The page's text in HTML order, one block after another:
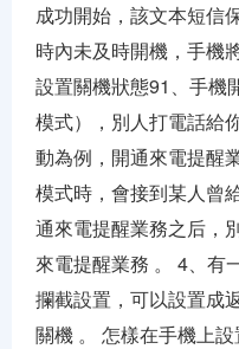
成功開始，該文本短信
時內未及時開機，手機
設置關機狀態91、手機
模式），別人打電話給
動為例，開通來電提醒
模式時，會接到某人曾
通來電提醒業務之后，
來電提醒業務 。 4、有
攔截設置，可以設置成
關機 。 怎樣在手機上